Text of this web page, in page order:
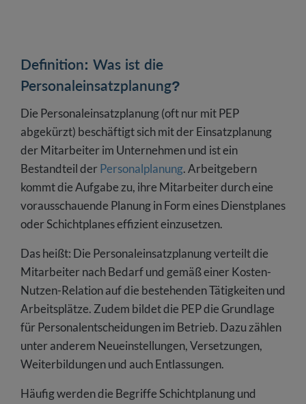
Definition: Was ist die
Personaleinsatzplanung?
Die Personaleinsatzplanung (oft nur mit PEP
abgekürzt) beschäftigt sich mit der Einsatzplanung
der Mitarbeiter im Unternehmen und ist ein
Bestandteil derPersonalplanung. Arbeitgebern
kommt die Aufgabe zu, ihre Mitarbeiter durch eine
vorausschauende Planung in Form eines Dienstplanes
oder Schichtplanes effizient einzusetzen.
Das heißt: Die Personaleinsatzplanung verteilt die
Mitarbeiter nach Bedarf und gemäß einer Kosten-
Nutzen-Relation auf die bestehenden Tätigkeiten und
Arbeitsplätze. Zudem bildet die PEP die Grundlage
für Personalentscheidungen im Betrieb. Dazu zählen
unter anderem Neueinstellungen, Versetzungen,
Weiterbildungen und auch Entlassungen.
Häufig werden die Begriffe Schichtplanung und